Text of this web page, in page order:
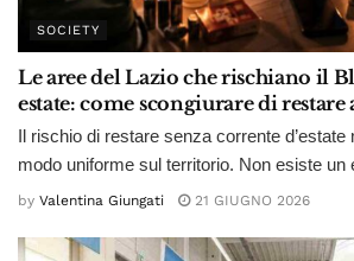
SOCIETY
Le aree del Lazio che rischiano il
estate: come scongiurare di restare
Il rischio di restare senza corrente
modo uniforme sul territorio. Non esiste un
by Valentina Giungati 21 GIUGNO 2026